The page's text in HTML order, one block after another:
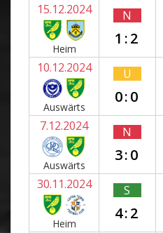
15.12.2024
Heim
N
1:2
10.12.2024
Auswärts
U
0:0
7.12.2024
Auswärts
N
3:0
30.11.2024
Heim
S
4:2